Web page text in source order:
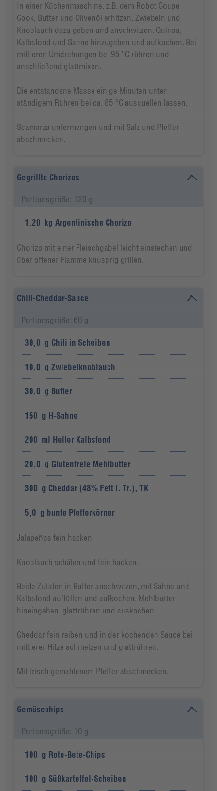
In einer Küchenmaschine, z.B. dem Robot Coupe
Cook, Butter und Olivenöl erhitzen, Zwiebeln und
Knoblauch dazu geben und anschwitzen. Quinoa,
Kalbsfond und Sahne hinzugeben und aufkochen. Bei
mittleren Umdrehungen bei 95 °C rühren und
anschließend glattmixen.
Die entstandene Masse einige Minuten unter
ständigem Rühren bei ca. 85 °C ausquellen lassen.
Scamorza untermengen und mit Salz und Pfeffer
abschmecken.
Gegrillte Chorizos
Portionsgröße: 120 g
1,20 kg Argentinische Chorizo
Chorizo mit einer Fleischgabel leicht einstechen und
über offener Flamme knusprig grillen.
Chili-Cheddar-Sauce
Portionsgröße: 60 g
30,0 g Chili in Scheiben
10,0 g Zwiebelknoblauch
30,0 g Butter
150 g H-Sahne
200 ml Heller Kalbsfond
20,0 g Glutenfreie Mehlbutter
300 g Cheddar (48% Fett i. Tr.), TK
5,0 g bunte Pfefferkörner
Jalapeños fein hacken.
Knoblauch schälen und fein hacken.
Beide Zutaten in Butter anschwitzen, mit Sahne und
Kalbsfond auffüllen und aufkochen. Mehlbutter
hineingeben, glattrühren und auskochen.
Cheddar fein reiben und in der kochenden Sauce bei
mittlerer Hitze schmelzen und glattrühren.
Mit frisch gemahlenem Pfeffer abschmecken.
Gemüsechips
Portionsgröße: 10 g
100 g Rote-Bete-Chips
100 g Süßkartoffel-Scheiben